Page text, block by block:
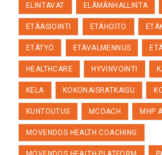
ELINTAVAT ELÄMÄNHALLINTA
ETÄASIOINTI ETÄHOITO
ETÄTYÖ ETÄVALMENNUS
HEALTHCARE HYVINVOINTI
KELA KOKONAISRATKAISU
KUNTOUTUS MCOACH MHP
MOVENDOS HEALTH COACHING